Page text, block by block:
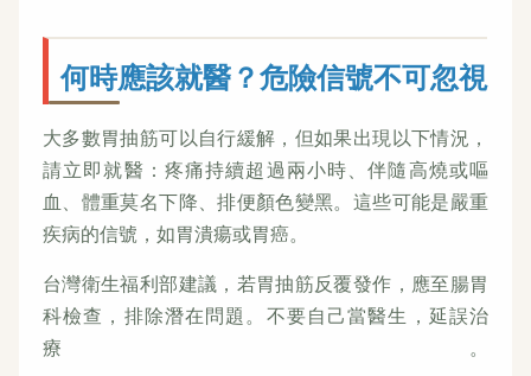
何時應該就醫？危險信號不可忽視
大多數胃抽筋可以自行緩解，但如果出現以下情況，
請立即就醫：疼痛持續超過兩小時、伴隨高燒或嘔
血、體重莫名下降、排便顏色變黑。這些可能是嚴重
疾病的信號，如胃潰瘍或胃癌。
台灣衛生福利部建議，若胃抽筋反覆發作，應至腸胃
科檢查，排除潛在問題。不要自己當醫生，延誤治
療。